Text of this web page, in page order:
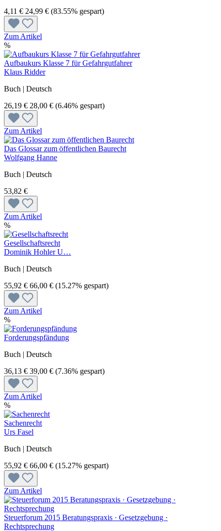
4,11 € 24,99 € (83.55% gespart)
Zum Artikel
%
Aufbaukurs Klasse 7 für Gefahrgutfahrer
Klaus Ridder
Buch | Deutsch
26,19 € 28,00 € (6.46% gespart)
Zum Artikel
Das Glossar zum öffentlichen Baurecht
Wolfgang Hanne
Buch | Deutsch
53,82 €
Zum Artikel
%
Gesellschaftsrecht
Dominik Hohler U…
Buch | Deutsch
55,92 € 66,00 € (15.27% gespart)
Zum Artikel
%
Forderungspfändung
Buch | Deutsch
36,13 € 39,00 € (7.36% gespart)
Zum Artikel
%
Sachenrecht
Urs Fasel
Buch | Deutsch
55,92 € 66,00 € (15.27% gespart)
Zum Artikel
Steuerforum 2015 Beratungspraxis · Gesetzgebung ·
Rechtsprechung